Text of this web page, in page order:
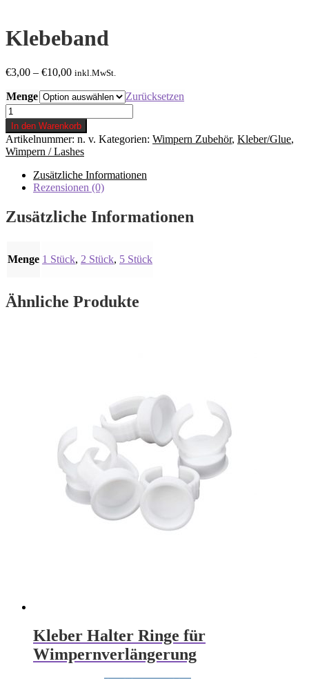
Klebeband
€3,00 – €10,00Preisspanne:
bis
€10,00
inkl.MwSt.
Menge
Zurücksetzen
Klebeband
Menge
In den Warenkorb
Artikelnummer: n. v. Kategorien: Wimpern Zubehör, Kleber/Glue,
Wimpern / Lashes
Zusätzliche Informationen
Rezensionen (0)
Zusätzliche Informationen
Menge 1 Stück, 2 Stück, 5 Stück
Ähnliche Produkte
Kleber Halter Ringe für
Wimpernverlängerung